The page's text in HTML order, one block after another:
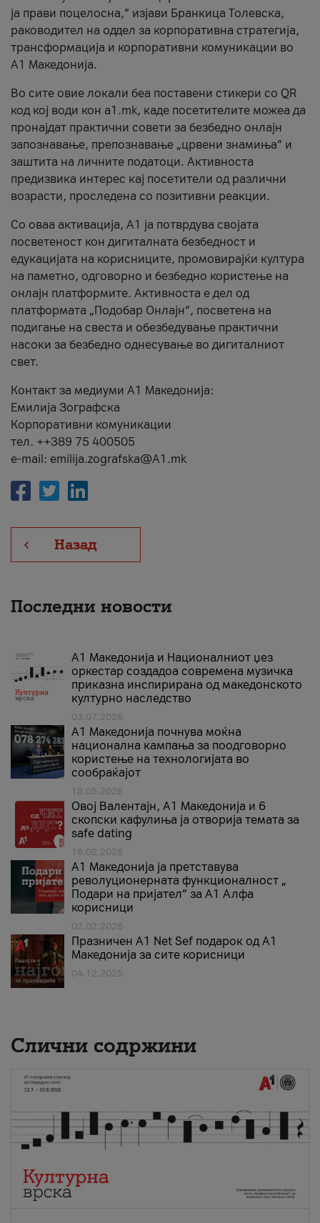
ја прави поцелосна,“ изјави Бранкица Толевска,
раководител на оддел за корпоративна стратегија,
трансформација и корпоративни комуникации во
А1 Македонија.
Во сите овие локали беа поставени стикери со QR
код кој води кон a1.mk, каде посетителите можеа да
пронајдат практични совети за безбедно онлајн
запознавање, препознавање „црвени знамиња“ и
заштита на личните податоци. Активноста
предизвика интерес кај посетители од различни
возрасти, проследена со позитивни реакции.
Со оваа активација, А1 ја потврдува својата
посветеност кон дигиталната безбедност и
едукацијата на корисниците, промовирајќи култура
на паметно, одговорно и безбедно користење на
онлајн платформите. Активноста е дел од
платформата „Подобар Онлајн“, посветена на
подигање на свеста и обезбедување практични
насоки за безбедно однесување во дигиталниот
свет.
Контакт за медиуми А1 Македонија:
Емилија Зографска
Корпоративни комуникации
тел. ++389 75 400505
e-mail: emilija.zografska@A1.mk
Назад
Последни новости
А1 Македонија и Националниот џез
оркестар создадоа современа музичка
приказна инспирирана од македонското
културно наследство
03.07.2026
A1 Македонија почнува моќна
национална кампања за поодговорно
користење на технологијата во
сообраќајот
18.05.2026
Овој Валентајн, A1 Македонија и 6
скопски кафулиња ја отворија темата за
safe dating
16.02.2026
А1 Македонија ја претставува
револуционерната функционалност „
Подари на пријател“ за А1 Алфа
корисници
02.02.2026
Празничен A1 Net Sеf подарок од А1
Македонија за сите корисници
04.12.2025
Слични содржини